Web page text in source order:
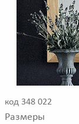
код 348 022
Размеры